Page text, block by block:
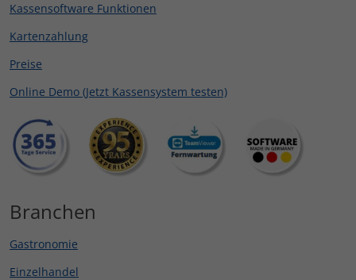
Kassensoftware Funktionen
Kartenzahlung
Preise
Online Demo (Jetzt Kassensystem testen)
Branchen
Gastronomie
Einzelhandel